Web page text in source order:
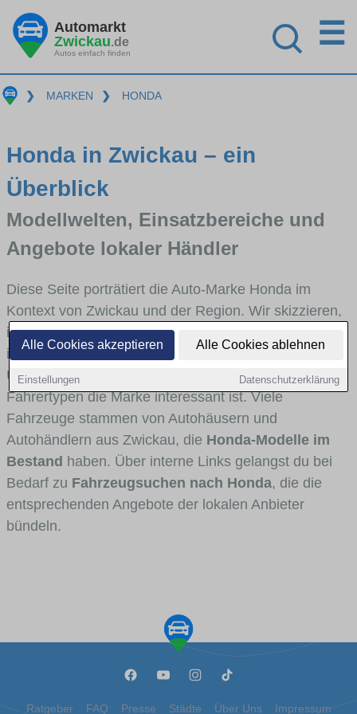
Alle Cookies akzeptieren Alle Cookies ablehnen
Einstellungen Datenschutzerklärung
Automarkt
Zwickau.de
Autos einfach finden
☰
❯ MARKEN ❯ HONDA
Honda in Zwickau – ein
Überblick
Modellwelten, Einsatzbereiche und
Angebote lokaler Händler
Diese Seite porträtiert die Auto-Marke Honda im
Kontext von Zwickau und der Region. Wir skizzieren,
in welchen Fahrzeugklassen Honda stark vertreten
ist, welche Modellreihen häufig im Stadt- und
Umlandverkehr zu sehen sind und für welche
Fahrertypen die Marke interessant ist. Viele
Fahrzeuge stammen von Autohäusern und
Autohändlern aus Zwickau, die Honda-Modelle im
Bestand haben. Über interne Links gelangst du bei
Bedarf zu Fahrzeugsuchen nach Honda, die die
entsprechenden Angebote der lokalen Anbieter
bündeln.
Ratgeber FAQ Presse Städte Über Uns Impressum